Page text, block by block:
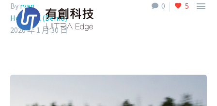
0 5 
By ryan
Home UX (Demo)
2020 年 1 月 30 日